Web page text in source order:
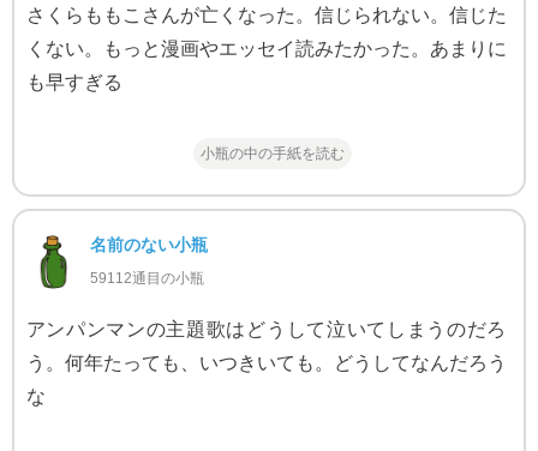
さくらももこさんが亡くなった。信じられない。信じた
くない。もっと漫画やエッセイ読みたかった。あまりに
も早すぎる
小瓶の中の手紙を読む
名前のない小瓶
59112通目の小瓶
アンパンマンの主題歌はどうして泣いてしまうのだろ
う。何年たっても、いつきいても。どうしてなんだろう
な